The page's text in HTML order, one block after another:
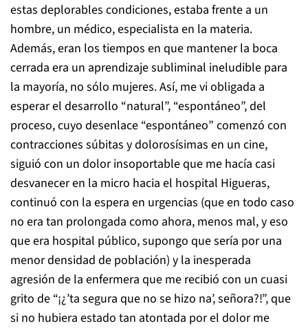
estas deplorables condiciones, estaba frente a un
hombre, un médico, especialista en la materia.
Además, eran los tiempos en que mantener la boca
cerrada era un aprendizaje subliminal ineludible para
la mayoría, no sólo mujeres. Así, me vi obligada a
esperar el desarrollo “natural”, “espontáneo”, del
proceso, cuyo desenlace “espontáneo” comenzó con
contracciones súbitas y dolorosísimas en un cine,
siguió con un dolor insoportable que me hacía casi
desvanecer en la micro hacia el hospital Higueras,
continuó con la espera en urgencias (que en todo caso
no era tan prolongada como ahora, menos mal, y eso
que era hospital público, supongo que sería por una
menor densidad de población) y la inesperada
agresión de la enfermera que me recibió con un cuasi
grito de “¡¿’ta segura que no se hizo na’, señora?!”, que
si no hubiera estado tan atontada por el dolor me